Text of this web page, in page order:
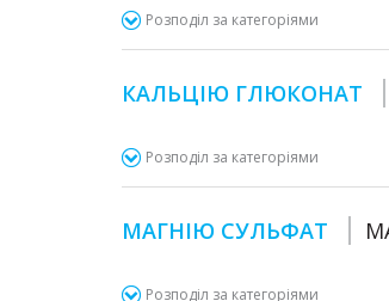
Розподіл за категоріями
КАЛЬЦІЮ ГЛЮКОНАТ
Розподіл за категоріями
МАГНІЮ СУЛЬФАТ
Розподіл за категоріями